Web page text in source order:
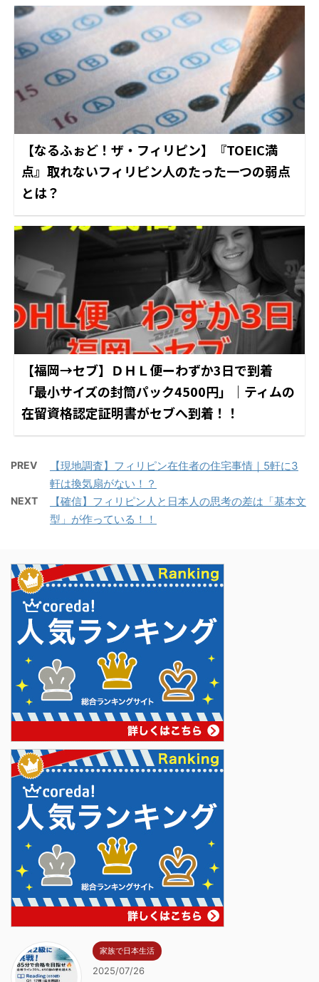
【なるふぉど！ザ・フィリピン】『TOEIC満
点』取れないフィリピン人のたった一つの弱点
とは？
【福岡→セブ】ＤＨＬ便ーわずか3日で到着
「最小サイズの封筒パック4500円」｜ティムの
在留資格認定証明書がセブへ到着！！
PREV
【現地調査】フィリピン在住者の住宅事情｜5軒に3
軒は換気扇がない！？
NEXT
【確信】フィリピン人と日本人の思考の差は「基本文
型」が作っている！！
家族で日本生活
2025/07/26